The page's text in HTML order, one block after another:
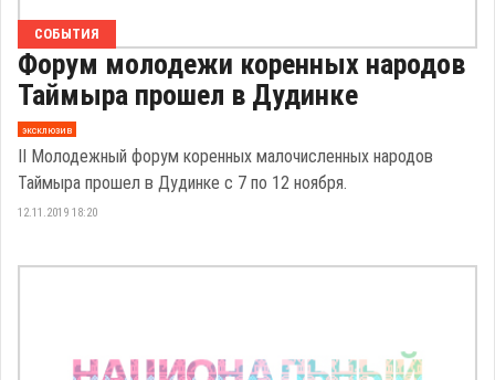
СОБЫТИЯ
Форум молодежи коренных народов
Таймыра прошел в Дудинке
эксклюзив
II Молодежный форум коренных малочисленных народов
Таймыра прошел в Дудинке с 7 по 12 ноября.
12.11.2019 18:20